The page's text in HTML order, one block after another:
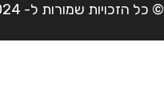
© כל הזכויות שמורות ל- 4Party 2024 | כתובת: פארק התעשיה משמרות| טלפון: 054-7225898